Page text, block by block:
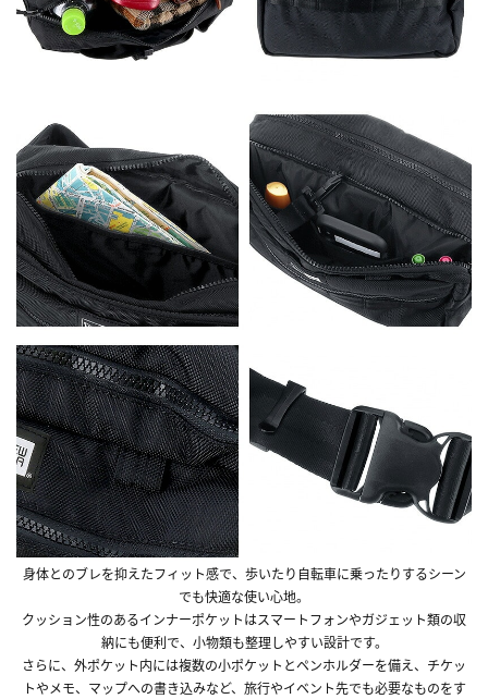
身体とのブレを抑えたフィット感で、歩いたり自転車に乗ったりするシーン
でも快適な使い心地。
クッション性のあるインナーポケットはスマートフォンやガジェット類の収
納にも便利で、小物類も整理しやすい設計です。
さらに、外ポケット内には複数の小ポケットとペンホルダーを備え、チケッ
トやメモ、マップへの書き込みなど、旅行やイベント先でも必要なものをす